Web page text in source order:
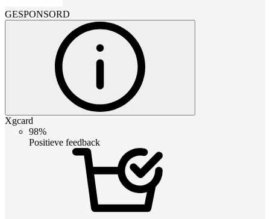
GESPONSORD
Xgcard
98%
Positieve feedback